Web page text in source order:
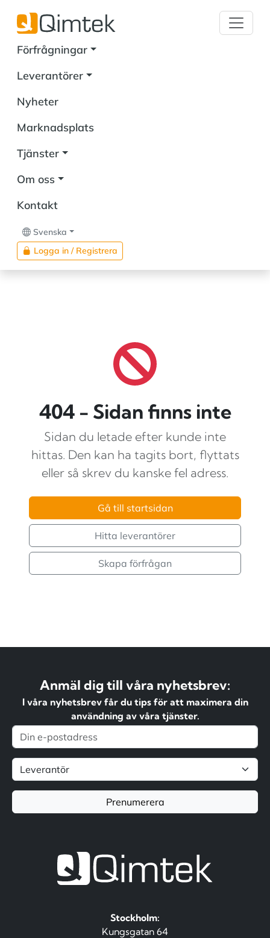
Förfrågningar
Leverantörer
Nyheter
Marknadsplats
Tjänster
Om oss
Kontakt
Svenska
Logga in / Registrera
404 - Sidan finns inte
Sidan du letade efter kunde inte
hittas. Den kan ha tagits bort, flyttats
eller så skrev du kanske fel adress.
Gå till startsidan
Hitta leverantörer
Skapa förfrågan
Anmäl dig till våra nyhetsbrev:
I våra nyhetsbrev får du tips för att maximera din
användning av våra tjänster.
Prenumerera
Stockholm:
Kungsgatan 64